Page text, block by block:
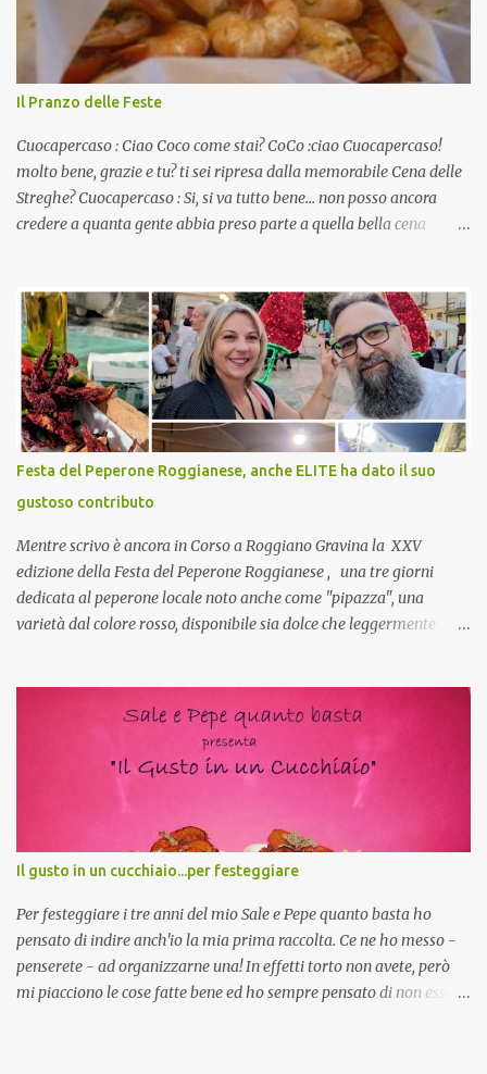
Il Pranzo delle Feste
Cuocapercaso : Ciao Coco come stai? CoCo :ciao Cuocapercaso!
molto bene, grazie e tu? ti sei ripresa dalla memorabile Cena delle
Streghe? Cuocapercaso : Si, si va tutto bene… non posso ancora
credere a quanta gente abbia preso parte a quella bella cena
pranzo, racconta un po'! Perchè io avrò ospiti e cerco degli spunti...
Cuocapercaso : A dire il vero domenica prossima non preparo
nulla perché vado al Pranzo Aziendale di fine anno organizzato dai
mie capi! CoCo : Pranzo aziendale? Una bella idea! Cuocapercaso :
si, è un modo per riunirsi tutti a fine anno e tirare le somme…
naturalmente mangiando tutti insieme, con grande convivialità!
CoCo : è naturale il cibo, come sappiamo bene, funziona spesso da
collante e anche nel lavoro riesce a creare spesso l’ambiente
favorevole per molte belle opportunità, non trovi? Cuocapercaso :
Si, concordo! …addirittura si dice...
Festa del Peperone Roggianese, anche ELITE ha dato il suo
gustoso contributo
Mentre scrivo è ancora in Corso a Roggiano Gravina la XXV
edizione della Festa del Peperone Roggianese , una tre giorni
dedicata al peperone locale noto anche come "pipazza", una
varietà dal colore rosso, disponibile sia dolce che leggermente
(Pat) della Calabria. Un ingrediente versatile in cucina, utilizzato
fresco o essiccato in ricette della tradizione o in piatti innovativi.
Durante la prima serata dell'evento abbiamo avuto prova della
versatilità di questo ingrediente durante il "2° Concorso
Gastronomico di piatti a base di peperone Roggianese" ideato da
Gina Santagata , presidente dell'associazione Mongolfiera, che ha
visto coinvolte tante associazioni attive sul territorio che hanno
voluto partecipare presentando un loro piatto a base di peperone.
Da giurata del concorso insieme agli chef Francesco Luci e ...
Il gusto in un cucchiaio...per festeggiare
Per festeggiare i tre anni del mio Sale e Pepe quanto basta ho
pensato di indire anch'io la mia prima raccolta. Ce ne ho messo -
penserete - ad organizzarne una! In effetti torto non avete, però
mi piacciono le cose fatte bene ed ho sempre pensato di non essere